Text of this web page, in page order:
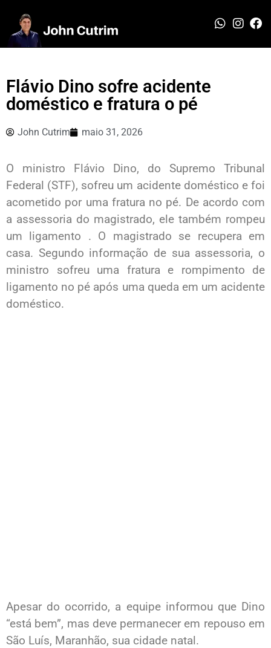
Flávio Dino sofre acidente
doméstico e fratura o pé
John Cutrim maio 31, 2026
O ministro Flávio Dino, do Supremo Tribunal
Federal (STF), sofreu um acidente doméstico e foi
acometido por uma fratura no pé. De acordo com
a assessoria do magistrado, ele também rompeu
um ligamento . O magistrado se recupera em
casa. Segundo informação de sua assessoria, o
ministro sofreu uma fratura e rompimento de
ligamento no pé após uma queda em um acidente
doméstico.
Apesar do ocorrido, a equipe informou que Dino
“está bem”, mas deve permanecer em repouso em
São Luís, Maranhão, sua cidade natal.